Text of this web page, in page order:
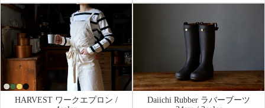
HARVEST ワークエプロン /
Daiichi Rubber ラバーブーツ